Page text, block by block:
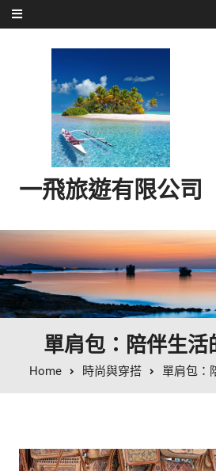
Skip to content
一飛旅遊有限公司
單肩包：陪伴生活
Home 時尚與穿搭 單肩包：